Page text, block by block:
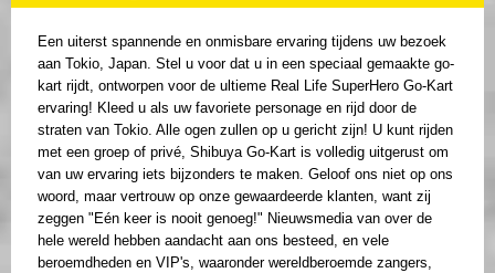
Een uiterst spannende en onmisbare ervaring tijdens uw bezoek
aan Tokio, Japan. Stel u voor dat u in een speciaal gemaakte go-
kart rijdt, ontworpen voor de ultieme Real Life SuperHero Go-Kart
ervaring! Kleed u als uw favoriete personage en rijd door de
straten van Tokio. Alle ogen zullen op u gericht zijn! U kunt rijden
met een groep of privé, Shibuya Go-Kart is volledig uitgerust om
van uw ervaring iets bijzonders te maken. Geloof ons niet op ons
woord, maar vertrouw op onze gewaardeerde klanten, want zij
zeggen "Eén keer is nooit genoeg!" Nieuwsmedia van over de
hele wereld hebben aandacht aan ons besteed, en vele
beroemdheden en VIP's, waaronder wereldberoemde zangers,